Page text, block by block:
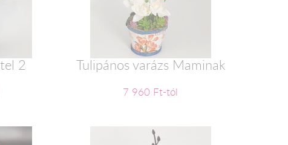
2 Tulipános varázs Maminak
7 960 Ft-tól